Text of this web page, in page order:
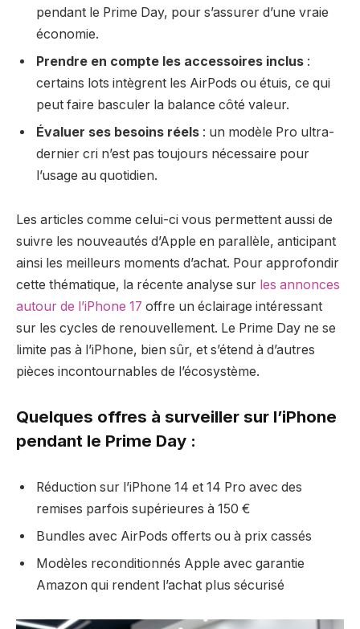
pendant le Prime Day, pour s’assurer d’une vraie
économie.
Prendre en compte les accessoires inclus :
certains lots intègrent les AirPods ou étuis, ce qui
peut faire basculer la balance côté valeur.
Évaluer ses besoins réels : un modèle Pro ultra-
dernier cri n’est pas toujours nécessaire pour
l’usage au quotidien.
Les articles comme celui-ci vous permettent aussi de
suivre les nouveautés d’Apple en parallèle, anticipant
ainsi les meilleurs moments d’achat. Pour approfondir
cette thématique, la récente analyse sur les annonces
autour de l’iPhone 17 offre un éclairage intéressant
sur les cycles de renouvellement. Le Prime Day ne se
limite pas à l’iPhone, bien sûr, et s’étend à d’autres
pièces incontournables de l’écosystème.
Quelques offres à surveiller sur l’iPhone
pendant le Prime Day :
Réduction sur l’iPhone 14 et 14 Pro avec des
remises parfois supérieures à 150 €
Bundles avec AirPods offerts ou à prix cassés
Modèles reconditionnés Apple avec garantie
Amazon qui rendent l’achat plus sécurisé